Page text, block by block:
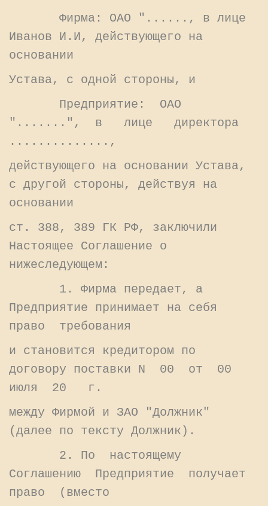
Фирма: ОАО "......, в лице
Иванов И.И, действующего на
основании
Устава, с одной стороны, и
Предприятие: ОАО
".......", в лице директора
..............,
действующего на основании Устава,
с другой стороны, действуя на
основании
ст. 388, 389 ГК РФ, заключили
Настоящее Соглашение о
нижеследующем:
1. Фирма передает, а
Предприятие принимает на себя
право требования
и становится кредитором по
договору поставки N 00 от 00
июля 20 г.
между Фирмой и ЗАО "Должник"
(далее по тексту Должник).
2. По настоящему
Соглашению Предприятие получает
право (вместо